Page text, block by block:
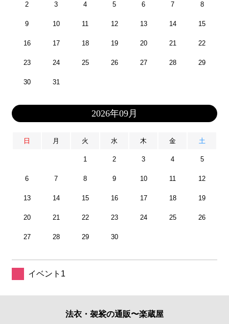
2 3 4 5 6 7 8
9 10 11 12 13 14 15
16 17 18 19 20 21 22
23 24 25 26 27 28 29
30 31
2026年09月
日 月 火 水 木 金 土
1 2 3 4 5
6 7 8 9 10 11 12
13 14 15 16 17 18 19
20 21 22 23 24 25 26
27 28 29 30
イベント1
法衣・袈裟の通販〜楽蔵屋